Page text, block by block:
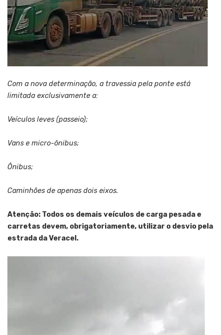
Com a nova determinação, a travessia pela ponte está
limitada exclusivamente a:
Veículos leves (passeio);
Vans e micro-ônibus;
Ônibus;
Caminhões de apenas dois eixos.
Atenção: Todos os demais veículos de carga pesada e
carretas devem, obrigatoriamente, utilizar o desvio pela
estrada da Veracel.